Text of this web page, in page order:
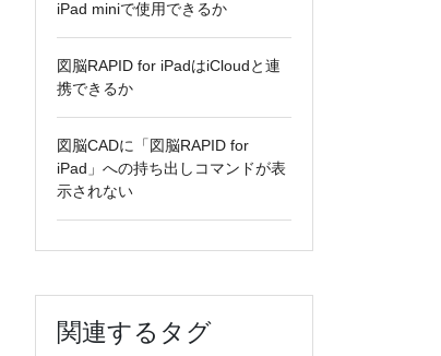
iPad miniで使用できるか
図脳RAPID for iPadはiCloudと連
携できるか
図脳CADに「図脳RAPID for
iPad」への持ち出しコマンドが表
示されない
関連するタグ